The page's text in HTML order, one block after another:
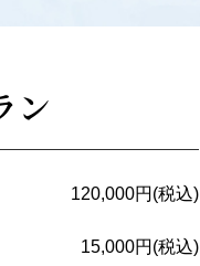
ン
120,000円(税込)
15,000円(税込)